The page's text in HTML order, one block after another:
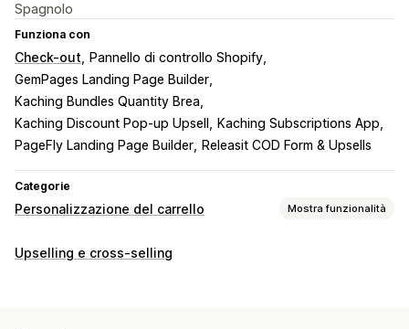
Spagnolo
Funziona con
Check-out
Pannello di controllo Shopify
GemPages Landing Page Builder
Kaching Bundles Quantity Brea
Kaching Discount Pop‑up Upsell
Kaching Subscriptions App
PageFly Landing Page Builder
Releasit COD Form & Upsells
Categorie
Personalizzazione del carrello Mostra funzionalità
Visualizzazione del carrello
Upselling e cross-selling